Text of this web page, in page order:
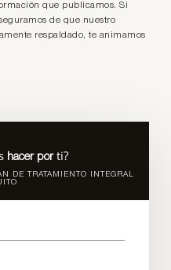
que publicamos. Si
de que nuestro
respaldado, te animamos
hacer porti?
DE TRATAMIENTO INTEGRAL